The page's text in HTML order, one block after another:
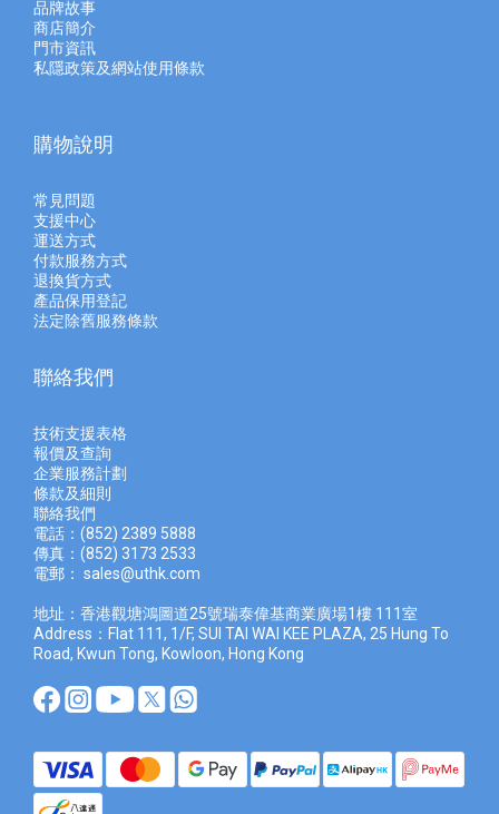
品牌故事
商店簡介
門市資訊
私隱政策及網站使用條款
購物說明
常見問題
支援中心
運送方式
付款服務方式
退換貨方式
產品保用登記
法定除舊服務條款
聯絡我們
技術支援表格
報價及查詢
企業服務計劃
條款及細則
聯絡我們
電話：(852) 2389 5888
傳真：(852) 3173 2533
電郵： sales@uthk.com
地址：香港觀塘鴻圖道25號瑞泰偉基商業廣場1樓 111室
Address：Flat 111, 1/F, SUI TAI WAI KEE PLAZA, 25 Hung To
Road, Kwun Tong, Kowloon, Hong Kong